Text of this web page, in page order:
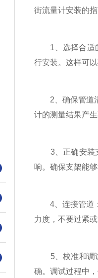
街流量计安装的
1、选择合适的
行安装。这样可
2、确保管道清
计的测量结果产
3、正确安装支
响。确保支架能
4、连接管道：
力度，不要过紧
5、校准和调试
确。调试过程中